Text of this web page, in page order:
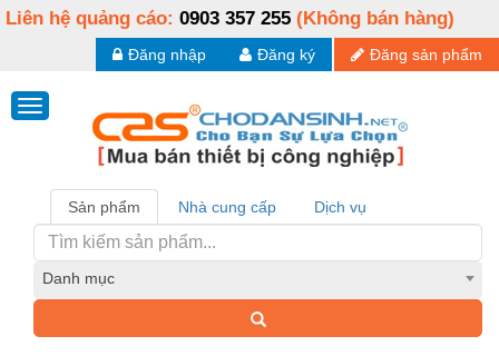
Liên hệ quảng cáo: 0903 357 255 (Không bán hàng)
Đăng sản phẩm
Đăng ký
Đăng nhập
Sản phẩm Nhà cung cấp Dịch vụ
Danh mục